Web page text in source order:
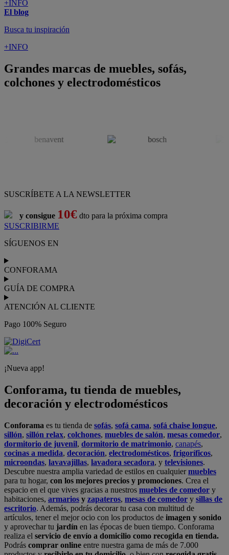
+INFO
El blog
Busca tu inspiración
+INFO
Grandes marcas de muebles, sofás,
colchones y electrodomésticos
SUSCRÍBETE A LA NEWSLETTER
y consigue 10€ dto para la próxima compra
SUSCRIBIRME
SÍGUENOS EN
CONFORAMA
GUÍA DE COMPRA
ATENCIÓN AL CLIENTE
Pago 100% Seguro
¡Nueva app!
Conforama, tu tienda de muebles,
decoración y electrodomésticos
Conforama es tu tienda de sofás, sofá cama, sofá chaise longue,
sillón, sillón relax, colchones, muebles de salón, mesas comedor,
dormitorio de juvenil, dormitorio de matrimonio, canapés,
cocinas a medida, decoración, electrodomésticos, frigoríficos,
microondas, lavavajillas, lavadora secadora, y televisiones.
Descubre nuestra amplia variedad de estilos en cualquiermuebles
para tu hogar, con los mejores precios y promociones. Crea el
espacio en el que vives gracias a nuestros muebles de comedor y
habitaciones, armarios y zapateros, mesas de comedor y sillas de
escritorio. Además, podrás decorar tu casa con multitud de
artículos, tener el mejor ocio con los productos de imagen y sonido
y aprovechar tu jardín en las épocas de buen tiempo. Conforama
realiza el servicio de envío a domicilio como recogida en tienda.
Podrás comprar online entre nuestra gama de más de 7.000